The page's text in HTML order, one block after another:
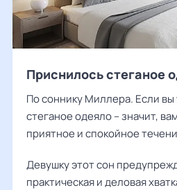
Приснилось стеганое
По соннику Миллера. Если вы
стеганое одеяло – значит,
приятное и спокойное
Девушку этот сон
практическая и деловая